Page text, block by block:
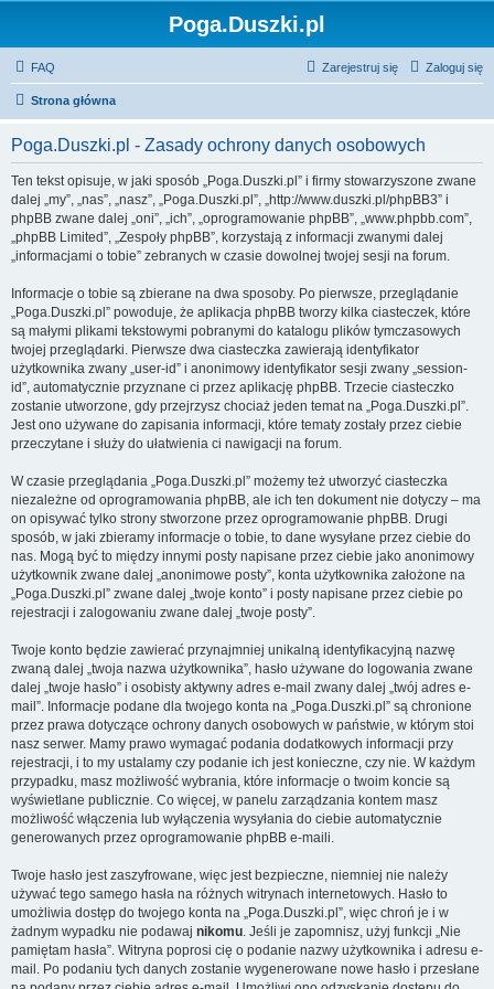
Poga.Duszki.pl
FAQ Zaloguj się
Zarejestruj się
Strona główna
Poga.Duszki.pl - Zasady ochrony danych osobowych
Ten tekst opisuje, w jaki sposób „Poga.Duszki.pl” i firmy stowarzyszone zwane
dalej „my”, „nas”, „nasz”, „Poga.Duszki.pl”, „http://www.duszki.pl/phpBB3” i
phpBB zwane dalej „oni”, „ich”, „oprogramowanie phpBB”, „www.phpbb.com”,
„phpBB Limited”, „Zespoły phpBB”, korzystają z informacji zwanymi dalej
„informacjami o tobie” zebranych w czasie dowolnej twojej sesji na forum.
Informacje o tobie są zbierane na dwa sposoby. Po pierwsze, przeglądanie
„Poga.Duszki.pl” powoduje, że aplikacja phpBB tworzy kilka ciasteczek, które
są małymi plikami tekstowymi pobranymi do katalogu plików tymczasowych
twojej przeglądarki. Pierwsze dwa ciasteczka zawierają identyfikator
użytkownika zwany „user-id” i anonimowy identyfikator sesji zwany „session-
id”, automatycznie przyznane ci przez aplikację phpBB. Trzecie ciasteczko
zostanie utworzone, gdy przejrzysz chociaż jeden temat na „Poga.Duszki.pl”.
Jest ono używane do zapisania informacji, które tematy zostały przez ciebie
przeczytane i służy do ułatwienia ci nawigacji na forum.
W czasie przeglądania „Poga.Duszki.pl” możemy też utworzyć ciasteczka
niezależne od oprogramowania phpBB, ale ich ten dokument nie dotyczy – ma
on opisywać tylko strony stworzone przez oprogramowanie phpBB. Drugi
sposób, w jaki zbieramy informacje o tobie, to dane wysyłane przez ciebie do
nas. Mogą być to między innymi posty napisane przez ciebie jako anonimowy
użytkownik zwane dalej „anonimowe posty”, konta użytkownika założone na
„Poga.Duszki.pl” zwane dalej „twoje konto” i posty napisane przez ciebie po
rejestracji i zalogowaniu zwane dalej „twoje posty”.
Twoje konto będzie zawierać przynajmniej unikalną identyfikacyjną nazwę
zwaną dalej „twoja nazwa użytkownika”, hasło używane do logowania zwane
dalej „twoje hasło” i osobisty aktywny adres e-mail zwany dalej „twój adres e-
mail”. Informacje podane dla twojego konta na „Poga.Duszki.pl” są chronione
przez prawa dotyczące ochrony danych osobowych w państwie, w którym stoi
nasz serwer. Mamy prawo wymagać podania dodatkowych informacji przy
rejestracji, i to my ustalamy czy podanie ich jest konieczne, czy nie. W każdym
przypadku, masz możliwość wybrania, które informacje o twoim koncie są
wyświetlane publicznie. Co więcej, w panelu zarządzania kontem masz
możliwość włączenia lub wyłączenia wysyłania do ciebie automatycznie
generowanych przez oprogramowanie phpBB e-maili.
Twoje hasło jest zaszyfrowane, więc jest bezpieczne, niemniej nie należy
używać tego samego hasła na różnych witrynach internetowych. Hasło to
umożliwia dostęp do twojego konta na „Poga.Duszki.pl”, więc chroń je i w
żadnym wypadku nie podawaj nikomu. Jeśli je zapomnisz, użyj funkcji „Nie
pamiętam hasła”. Witryna poprosi cię o podanie nazwy użytkownika i adresu e-
mail. Po podaniu tych danych zostanie wygenerowane nowe hasło i przesłane